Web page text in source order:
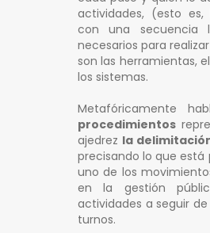
actividades, (esto
con una secuencia
necesarios para
son las herramientas,
los sistemas.
Metafóricamente
procedimientos
ajedrez la
precisando lo que
uno de los
en la gestión
actividades a seguir
turnos.